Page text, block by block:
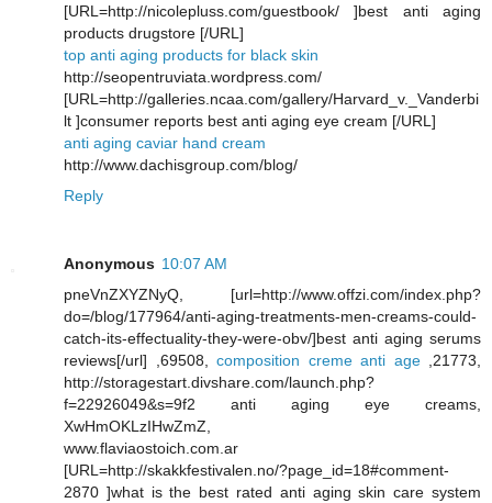
[URL=http://nicolepluss.com/guestbook/ ]best anti aging
products drugstore [/URL]
top anti aging products for black skin
http://seopentruviata.wordpress.com/
[URL=http://galleries.ncaa.com/gallery/Harvard_v._Vanderbi
lt ]consumer reports best anti aging eye cream [/URL]
anti aging caviar hand cream
http://www.dachisgroup.com/blog/
Reply
Anonymous 10:07 AM
pneVnZXYZNyQ, [url=http://www.offzi.com/index.php?
do=/blog/177964/anti-aging-treatments-men-creams-could-
catch-its-effectuality-they-were-obv/]best anti aging serums
reviews[/url] ,69508, composition creme anti age,21773,
http://storagestart.divshare.com/launch.php?
f=22926049&s=9f2 anti aging eye creams,
XwHmOKLzIHwZmZ,
www.flaviaostoich.com.ar
[URL=http://skakkfestivalen.no/?page_id=18#comment-
2870 ]what is the best rated anti aging skin care system